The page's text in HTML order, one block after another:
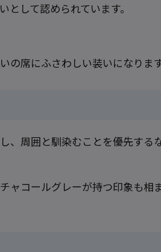
して認められています。
席にふさわしい装いになります
、周囲と馴染むことを優先する
ャコールグレーが持つ印象も相